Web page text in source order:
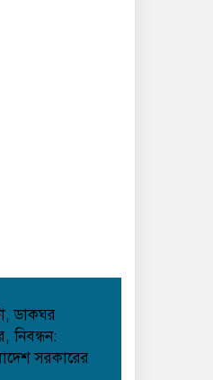
ডাকঘর
নিবন্ধন:
সরকারের